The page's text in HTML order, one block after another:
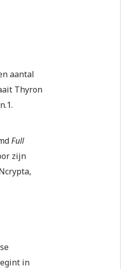
aantal
Thyron
Full
zijn
in